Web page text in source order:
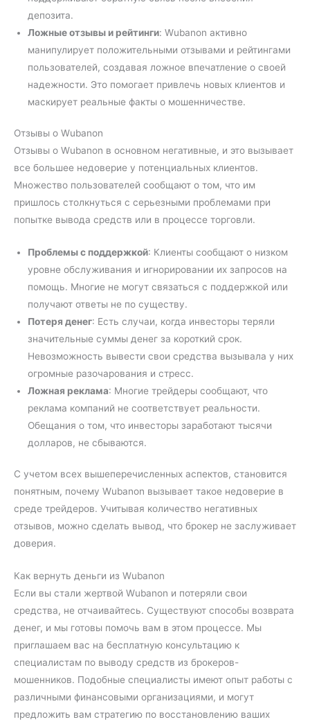
депозита.
Ложные отзывы и рейтинги: Wubanon активно
манипулирует положительными отзывами и рейтингами
пользователей, создавая ложное впечатление о своей
надежности. Это помогает привлечь новых клиентов и
маскирует реальные факты о мошенничестве.
Отзывы о Wubanon
Отзывы о Wubanon в основном негативные, и это вызывает
все большее недоверие у потенциальных клиентов.
Множество пользователей сообщают о том, что им
пришлось столкнуться с серьезными проблемами при
попытке вывода средств или в процессе торговли.
Проблемы с поддержкой: Клиенты сообщают о низком
уровне обслуживания и игнорировании их запросов на
помощь. Многие не могут связаться с поддержкой или
получают ответы не по существу.
Потеря денег: Есть случаи, когда инвесторы теряли
значительные суммы денег за короткий срок.
Невозможность вывести свои средства вызывала у них
огромные разочарования и стресс.
Ложная реклама: Многие трейдеры сообщают, что
реклама компаний не соответствует реальности.
Обещания о том, что инвесторы заработают тысячи
долларов, не сбываются.
С учетом всех вышеперечисленных аспектов, становится
понятным, почему Wubanon вызывает такое недоверие в
среде трейдеров. Учитывая количество негативных
отзывов, можно сделать вывод, что брокер не заслуживает
доверия.
Как вернуть деньги из Wubanon
Если вы стали жертвой Wubanon и потеряли свои
средства, не отчаивайтесь. Существуют способы возврата
денег, и мы готовы помочь вам в этом процессе. Мы
приглашаем вас на бесплатную консультацию к
специалистам по выводу средств из брокеров-
мошенников. Подобные специалисты имеют опыт работы с
различными финансовыми организациями, и могут
предложить вам стратегию по восстановлению ваших